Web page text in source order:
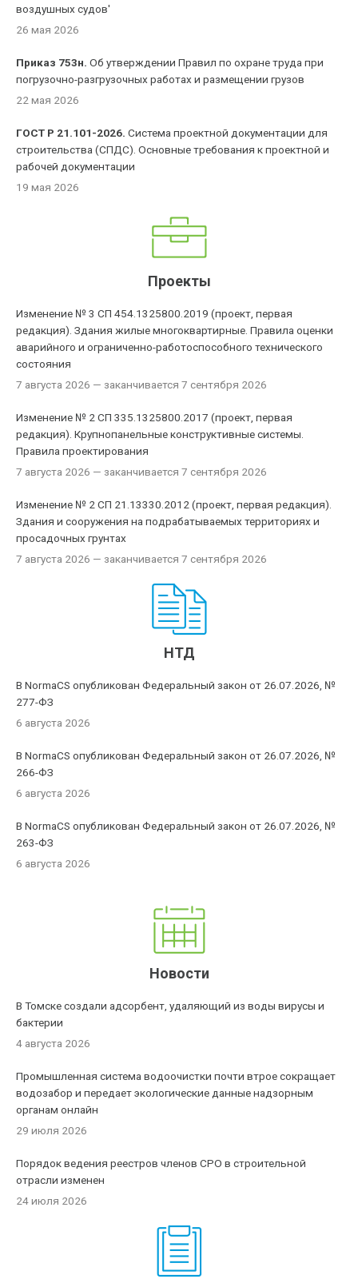
воздушных судов'
26 мая 2026
Приказ 753н. Об утверждении Правил по охране труда при
погрузочно-разгрузочных работах и размещении грузов
22 мая 2026
ГОСТ Р 21.101-2026. Система проектной документации для
строительства (СПДС). Основные требования к проектной и
рабочей документации
19 мая 2026
Проекты
Изменение № 3 СП 454.1325800.2019 (проект, первая
редакция). Здания жилые многоквартирные. Правила оценки
аварийного и ограниченно-работоспособного технического
состояния
7 августа 2026 — заканчивается 7 сентября 2026
Изменение № 2 СП 335.1325800.2017 (проект, первая
редакция). Крупнопанельные конструктивные системы.
Правила проектирования
7 августа 2026 — заканчивается 7 сентября 2026
Изменение № 2 СП 21.13330.2012 (проект, первая редакция).
Здания и сооружения на подрабатываемых территориях и
просадочных грунтах
7 августа 2026 — заканчивается 7 сентября 2026
НТД
В NormaCS опубликован Федеральный закон от 26.07.2026, №
277-ФЗ
6 августа 2026
В NormaCS опубликован Федеральный закон от 26.07.2026, №
266-ФЗ
6 августа 2026
В NormaCS опубликован Федеральный закон от 26.07.2026, №
263-ФЗ
6 августа 2026
Новости
В Томске создали адсорбент, удаляющий из воды вирусы и
бактерии
4 августа 2026
Промышленная система водоочистки почти втрое сокращает
водозабор и передает экологические данные надзорным
органам онлайн
29 июля 2026
Порядок ведения реестров членов СРО в строительной
отрасли изменен
24 июля 2026